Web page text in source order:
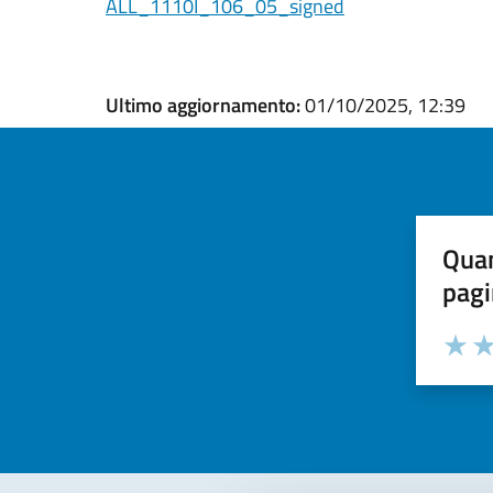
ALL_1110I_106_05_signed
Ultimo aggiornamento:01/10/2025, 12:39
Valuta